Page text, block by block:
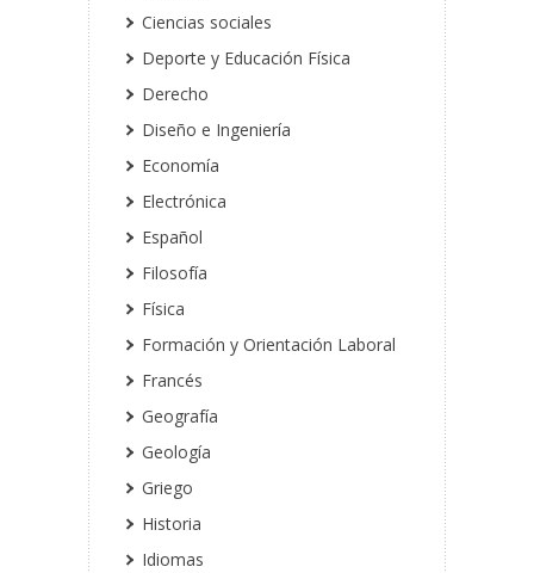
Ciencias sociales
Deporte y Educación Física
Derecho
Diseño e Ingeniería
Economía
Electrónica
Español
Filosofía
Física
Formación y Orientación Laboral
Francés
Geografía
Geología
Griego
Historia
Idiomas